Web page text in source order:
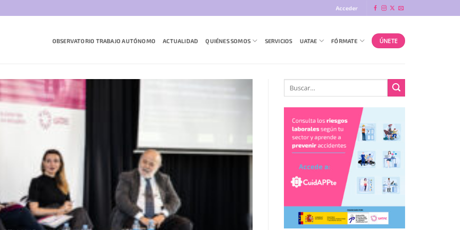
Acceder
OBSERVATORIO TRABAJO AUTÓNOMO ACTUALIDAD QUIÉNES SOMOS SERVICIOS UATAE FÓRMATE ÚNETE